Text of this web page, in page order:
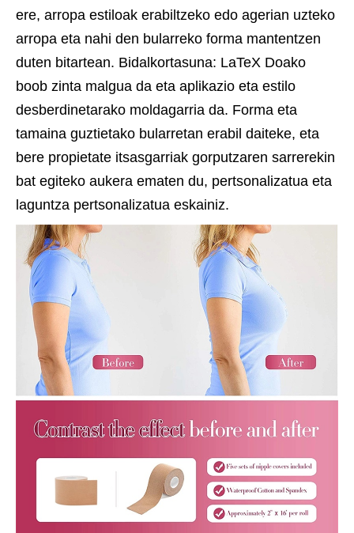
ere, arropa estiloak erabiltzeko edo agerian uzteko
arropa eta nahi den bularreko forma mantentzen
duten bitartean. Bidalkortasuna: LaTeX Doako
boob zinta malgua da eta aplikazio eta estilo
desberdinetarako moldagarria da. Forma eta
tamaina guztietako bularretan erabil daiteke, eta
bere propietate itsasgarriak gorputzaren sarrerekin
bat egiteko aukera ematen du, pertsonalizatua eta
laguntza pertsonalizatua eskainiz.